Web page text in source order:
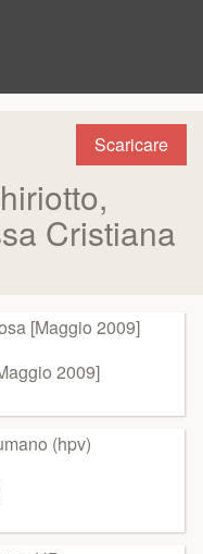
Scaricare
Cristiana
2009]